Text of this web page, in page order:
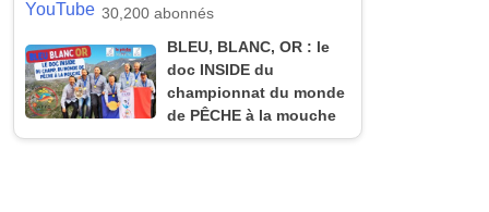
30,200 abonnés
BLEU, BLANC, OR : le
doc INSIDE du
championnat du monde
de PÊCHE à la mouche